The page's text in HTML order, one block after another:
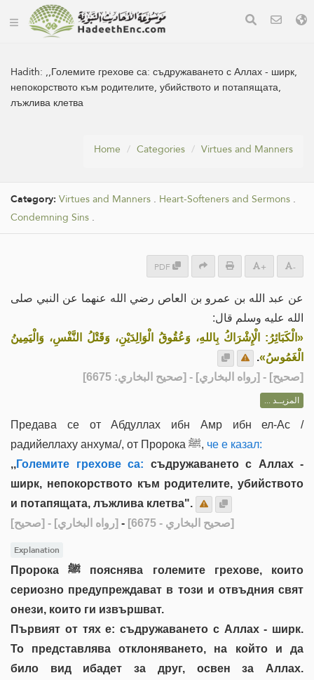
Hadith: ,,Големите грехове са: съдружаването с Аллах - ширк,
непокорството към родителите, убийството и потапящата,
лъжлива клетва
Home Categories Virtues and Manners
Category: Virtues and Manners . Heart-Softeners and Sermons .
Condemning Sins .
PDF + -
عن عبد الله بن عمرو بن العاص رضي الله عنهما عن النبي صلى
الله عليه وسلم قال:
«الْكَبَائِرُ: الْإِشْرَاكُ بِاللهِ، وَعُقُوقُ الْوَالِدَيْنِ، وَقَتْلُ النَّفْسِ، وَالْيَمِينُ
الْغَمُوسُ».
[صحيح] - [رواه البخاري] - [صحيح البخاري: 6675]
المزيــد ...
Предава се от Абдуллах ибн Амр ибн ел-Ас /
радийеллаху анхума/, от Пророка ﷺ, че е казал:
,,Големите грехове са: съдружаването с Аллах -
ширк, непокорството към родителите, убийството
и потапящата, лъжлива клетва".
[صحيح]
- [رواه البخاري] - [صحيح البخاري - 6675]
Explanation
Пророка ﷺ пояснява големите грехове, които
сериозно предупреждават в този и отвъдния свят
онези, които ги извършват.
Първият от тях е: съдружаването с Аллах - ширк.
То представлява отклоняването, на който и да
било вид ибадет за друг, освен за Аллах.